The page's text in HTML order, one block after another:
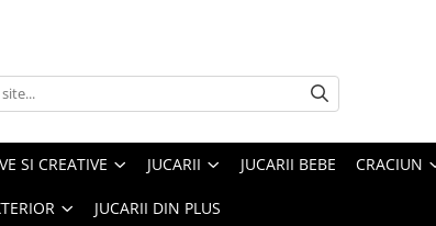
SI CREATIVE JUCARII JUCARII BEBE CRACIUN
JUCARII DIN PLUS